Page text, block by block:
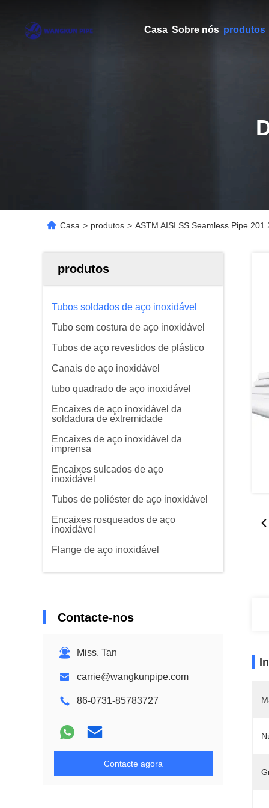
Casa Sobre nós produtos
Casa > produtos > ASTM AISI SS Seamless Pipe
produtos
Tubos soldados de aço inoxidável
Tubo sem costura de aço inoxidável
Tubos de aço revestidos de plástico
Canais de aço inoxidável
tubo quadrado de aço inoxidável
Encaixes de aço inoxidável da
soldadura de extremidade
Encaixes de aço inoxidável da
imprensa
Encaixes sulcados de aço
inoxidável
Tubos de poliéster de aço inoxidável
Encaixes rosqueados de aço
inoxidável
Flange de aço inoxidável
Contacte-nos
Miss. Tan
carrie@wangkunpipe.com
86-0731-85783727
Contacte agora